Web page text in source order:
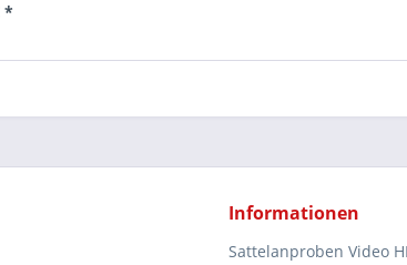
*
Informationen
Sattelanproben Video